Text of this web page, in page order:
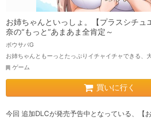
お姉ちゃんといっしょ。【プラスシチュ
奈の“もっと”あまあま全肯定～
ボウサバG
お姉ちゃんともーっとたっぷりイチャイチャできる、
ゲーム
買いに行く
今回 追加DLCが発売予告中となっている、【